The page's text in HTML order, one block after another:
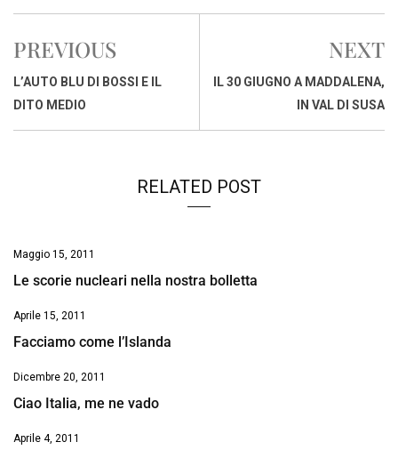
c
b
o
o
a
s
A
n
d
r
a
p
i
PREVIOUS
L’AUTO BLU DI BOSSI E IL
DITO MEDIO
NEXT
IL 30 GIUGNO A MADDALENA,
IN VAL DI SUSA
RELATED POST
Maggio 15, 2011
Le scorie nucleari nella nostra bolletta
Aprile 15, 2011
Facciamo come l’Islanda
Dicembre 20, 2011
Ciao Italia, me ne vado
Aprile 4, 2011